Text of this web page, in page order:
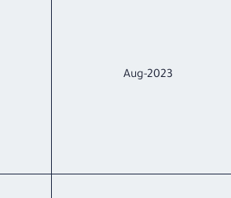
Aug-2023